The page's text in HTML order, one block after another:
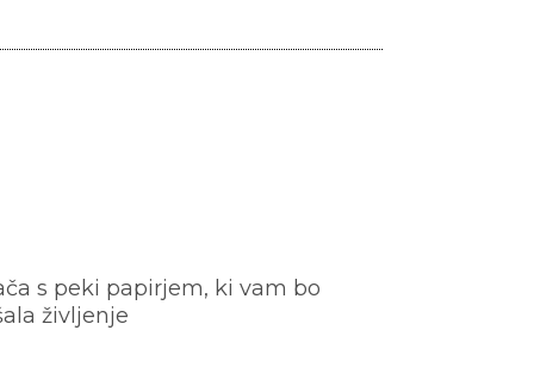
s peki papirjem, ki vam bo
življenje